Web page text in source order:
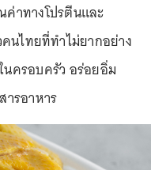
าทางโปรตีนและ
นไทยที่ทำไม่ยากอย่าง
ครอบครัว อร่อยอิ่ม
รอาหาร